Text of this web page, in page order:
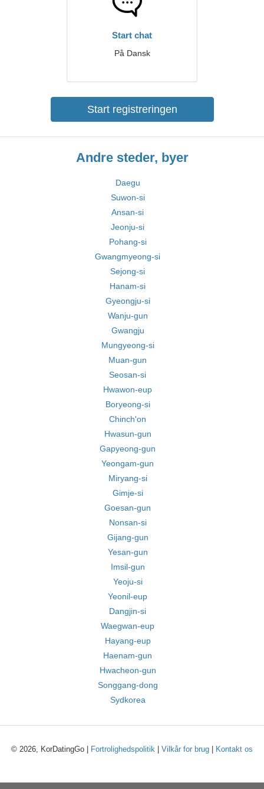
Start chat
På Dansk
Start registreringen
Andre steder, byer
Daegu
Suwon-si
Ansan-si
Jeonju-si
Pohang-si
Gwangmyeong-si
Sejong-si
Hanam-si
Gyeongju-si
Wanju-gun
Gwangju
Mungyeong-si
Muan-gun
Seosan-si
Hwawon-eup
Boryeong-si
Chinch'on
Hwasun-gun
Gapyeong-gun
Yeongam-gun
Miryang-si
Gimje-si
Goesan-gun
Nonsan-si
Gijang-gun
Yesan-gun
Imsil-gun
Yeoju-si
Yeonil-eup
Dangjin-si
Waegwan-eup
Hayang-eup
Haenam-gun
Hwacheon-gun
Songgang-dong
Sydkorea
© 2026, KorDatingGo | Fortrolighedspolitik Vilkår for brug Kontakt os